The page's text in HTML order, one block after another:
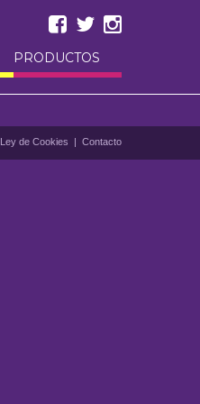
PRODUCTOS
Ley de Cookies | Contacto